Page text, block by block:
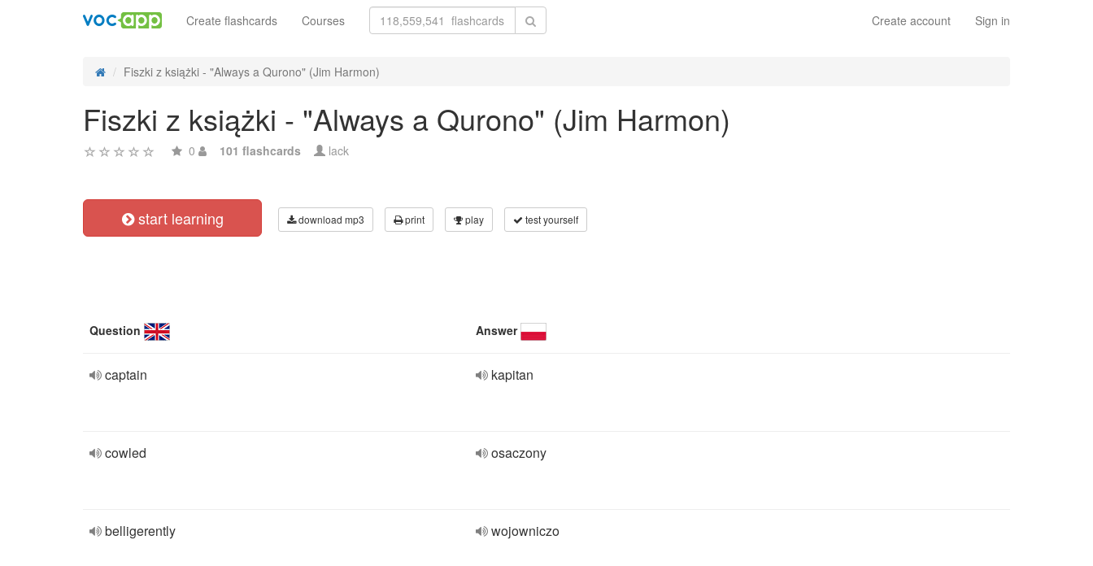
Create account Sign in
Create flashcards Courses
Fiszki z książki - "Always a Qurono" (Jim Harmon)
Fiszki z książki - "Always a Qurono" (Jim Harmon)
0 101 flashcards lack
start learning download mp3 print play test yourself
Question Answer
captain kapitan
cowled osaczony
belligerently wojowniczo